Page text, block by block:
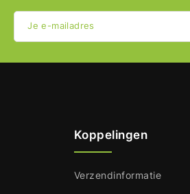
Je e-mailadres
Koppelingen
Verzendinformatie